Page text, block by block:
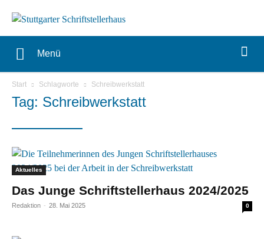
Menü
Start Schlagworte Schreibwerkstatt
Tag: Schreibwerkstatt
Aktuelles
Das Junge Schriftstellerhaus 2024/2025
Redaktion - 28. Mai 2025 0